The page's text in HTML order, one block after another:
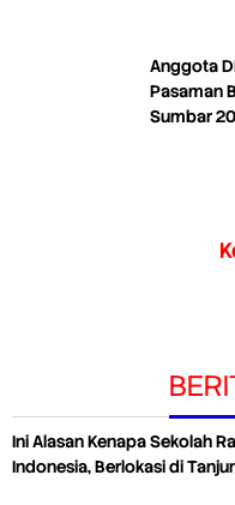
Anggota
Pasaman
Sumbar
Ini Alasan Kenapa Sekolah
Indonesia, Berlokasi di